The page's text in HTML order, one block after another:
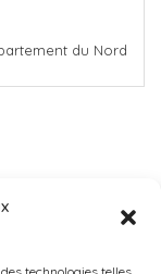
du Nord